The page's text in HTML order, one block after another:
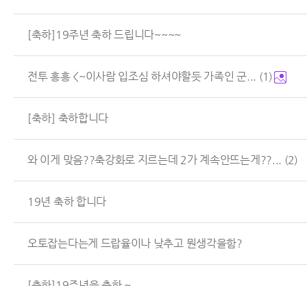
[축하]19주년 축하 드립니다~~~~
전투 흥흥 <~이사람 입조심 하셔야할듯 가족인 군... (1)
[축하] 축하합니다
와 이게 맞음??축강화로 지르는데 2가 계속안뜨는게??... (2)
19년 축하 합니다
오토잡는다는게 드랍율이나 낮추고 뭔생각을함?